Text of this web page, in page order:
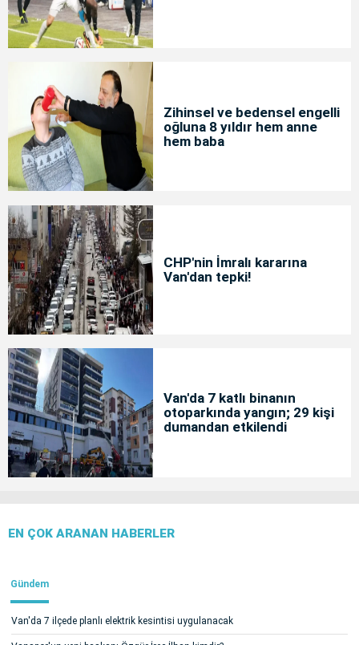
Zihinsel ve bedensel engelli
oğluna 8 yıldır hem anne
hem baba
CHP'nin İmralı kararına
Van'dan tepki!
Van'da 7 katlı binanın
otoparkında yangın; 29 kişi
dumandan etkilendi
EN ÇOK ARANAN HABERLER
Gündem
Van'da 7 ilçede planlı elektrik kesintisi uygulanacak